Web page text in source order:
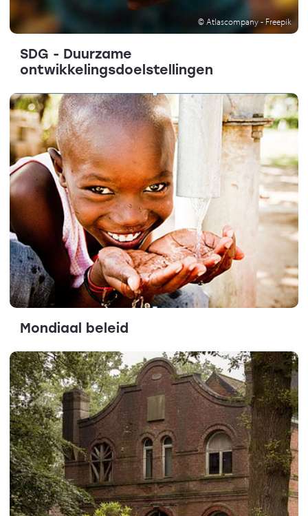
© Atlascompany - Freepik
SDG - Duurzame
ontwikkelingsdoelstellingen
Mondiaal beleid